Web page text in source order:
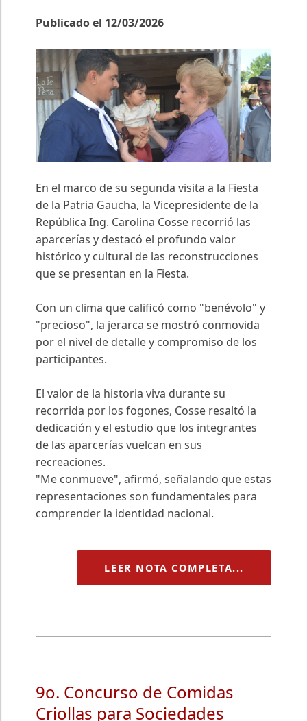
Publicado el 12/03/2026
En el marco de su segunda visita a la Fiesta
de la Patria Gaucha, la Vicepresidente de la
República Ing. Carolina Cosse recorrió las
aparcerías y destacó el profundo valor
histórico y cultural de las reconstrucciones
que se presentan en la Fiesta.
Con un clima que calificó como "benévolo" y
"precioso", la jerarca se mostró conmovida
por el nivel de detalle y compromiso de los
participantes.
El valor de la historia viva durante su
recorrida por los fogones, Cosse resaltó la
dedicación y el estudio que los integrantes
de las aparcerías vuelcan en sus
recreaciones.
"Me conmueve", afirmó, señalando que estas
representaciones son fundamentales para
comprender la identidad nacional.
LEER NOTA COMPLETA...
9o. Concurso de Comidas
Criollas para Sociedades